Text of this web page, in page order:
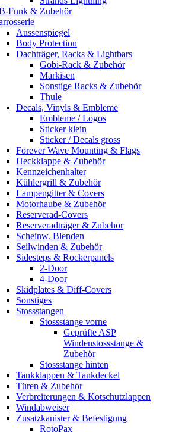
Funk & Zubehör
Aussenspiegel
Body Protection
Dachträger, Racks & Lightbars
Gobi-Rack & Zubehör
Markisen
Sonstige Racks & Zubehör
Thule
Decals, Vinyls & Embleme
Embleme / Logos
Sticker klein
Sticker / Decals gross
Forever Wave Mounting & Flags
Heckklappe & Zubehör
Kennzeichenhalter
Kühlergrill & Zubehör
Lampengitter & Covers
Motorhaube & Zubehör
Reserverad-Covers
Reserveradträger & Zubehör
Scheinw. Blenden
Seilwinden & Zubehör
Sidesteps & Rockerpanels
2-Door
4-Door
Skidplates & Diff-Covers
Sonstiges
Stossstangen
Stossstange vorne
Geprüfte ASP
Windenstossstange &
Zubehör
Stossstange hinten
Tankklappen & Tankdeckel
Türen & Zubehör
Verbreiterungen & Kotschutzlappen
Windabweiser
Zusatzkanister & Befestigung
RotoPax